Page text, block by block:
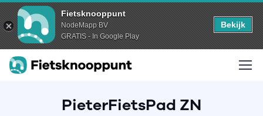
Fietsknooppunt
NodeMapp BV
GRATIS - In Google Play
Bekijk
PieterFietsPad ZN